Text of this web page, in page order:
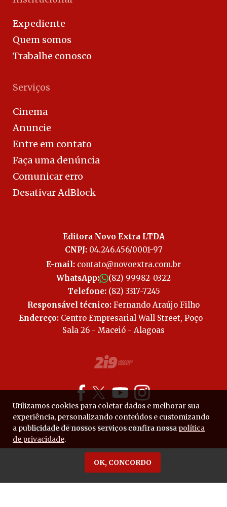
Expediente
Quem somos
Trabalhe conosco
Serviços
Cinema
Anuncie
Entre em contato
Faça uma denúncia
Comunicar erro
Desativar AdBlock
Editora Novo Extra LTDA
CNPJ:04.246.456/0001-97
E-mail: contato@novoextra.com.br
WhatsApp:
(82) 99982-0322
Telefone:(82) 3317-7245
Responsável técnico: Fernando Araújo Filho
Endereço:Centro Empresarial Wall Street, Poço -
Sala 26 - Maceió - Alagoas
Copyright © 2026 - Todos os direitos reservados.
Utilizamos cookies para coletar dados e melhorar sua
experiência, personalizando conteúdos e customizando
a publicidade de nossos serviços confira nossapolítica
de privacidade.
OK, CONCORDO